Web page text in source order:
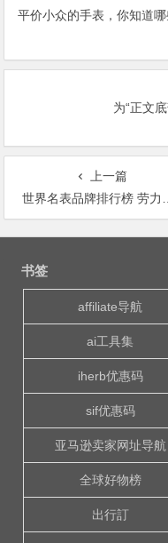
平价小众的手表，你知道哪
为“正文
上一篇
世界名表品牌排行榜 劳力士成功的背后是品牌影响力
文
书签
affiliate导航
ai工具集
iherb优惠码
sif优惠码
亚马逊卖家网址导航
全球好物榜
出行訂